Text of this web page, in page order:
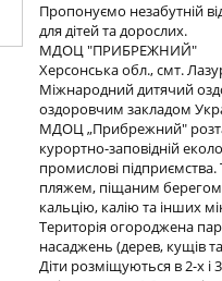
Пропонуємо незабутній
для дітей та дорослих.
МДОЦ "ПРИБРЕЖНИЙ"
Херсонська обл., смт.
Міжнародний дитячий
оздоровчим закладом
МДОЦ „Прибрежний"
курортно-заповідній
промислові
пляжем, піщаним
кальцію, калію та інших
Територія огороджена
насаджень (дерев, кущів та
Діти розміщуються в 2-х і